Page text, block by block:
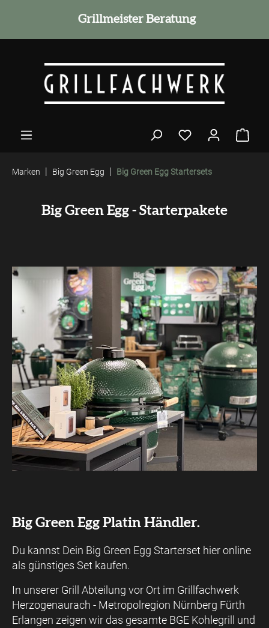
Grillmeister Beratung
Marken | Big Green Egg | Big Green Egg Startersets
Big Green Egg - Starterpakete
Big Green Egg Platin Händler.
Du kannst Dein Big Green Egg Starterset hier online
als günstiges Set kaufen.
In unserer Grill Abteilung vor Ort im Grillfachwerk
Herzogenaurach - Metropolregion Nürnberg Fürth
Erlangen zeigen wir das gesamte BGE Kohlegrill und